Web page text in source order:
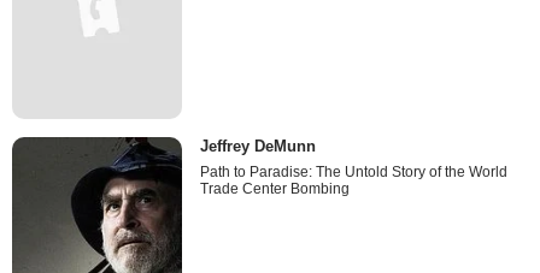
Jeffrey DeMunn
Path to Paradise: The Untold Story of the World
Trade Center Bombing